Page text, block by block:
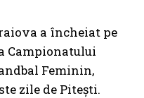
a încheiat pe
Campionatului
Feminin,
zile de Pitești.